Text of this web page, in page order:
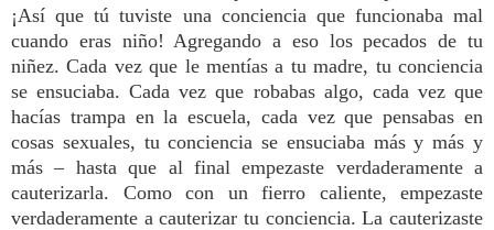
¡Así que tú tuviste una conciencia que funcionaba mal
cuando eras niño! Agregando a eso los pecados de tu
niñez. Cada vez que le mentías a tu madre, tu conciencia
se ensuciaba. Cada vez que robabas algo, cada vez que
hacías trampa en la escuela, cada vez que pensabas en
cosas sexuales, tu conciencia se ensuciaba más y más y
más – hasta que al final empezaste verdaderamente a
cauterizarla. Como con un fierro caliente, empezaste
verdaderamente a cauterizar tu conciencia. La cauterizaste